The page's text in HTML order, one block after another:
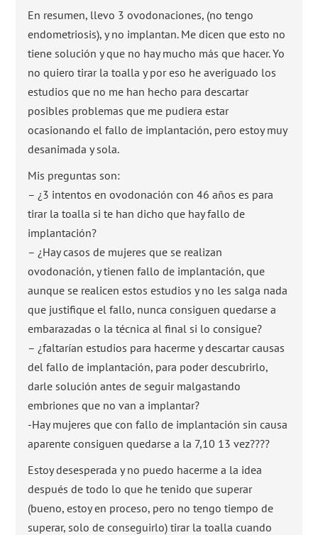
En resumen, llevo 3 ovodonaciones, (no tengo
endometriosis), y no implantan. Me dicen que esto no
tiene solución y que no hay mucho más que hacer. Yo
no quiero tirar la toalla y por eso he averiguado los
estudios que no me han hecho para descartar
posibles problemas que me pudiera estar
ocasionando el fallo de implantación, pero estoy muy
desanimada y sola.
Mis preguntas son:
– ¿3 intentos en ovodonación con 46 años es para
tirar la toalla si te han dicho que hay fallo de
implantación?
– ¿Hay casos de mujeres que se realizan
ovodonación, y tienen fallo de implantación, que
aunque se realicen estos estudios y no les salga nada
que justifique el fallo, nunca consiguen quedarse a
embarazadas o la técnica al final si lo consigue?
– ¿faltarían estudios para hacerme y descartar causas
del fallo de implantación, para poder descubrirlo,
darle solución antes de seguir malgastando
embriones que no van a implantar?
-Hay mujeres que con fallo de implantación sin causa
aparente consiguen quedarse a la 7,10 13 vez????
Estoy desesperada y no puedo hacerme a la idea
después de todo lo que he tenido que superar
(bueno, estoy en proceso, pero no tengo tiempo de
superar, solo de conseguirlo) tirar la toalla cuando